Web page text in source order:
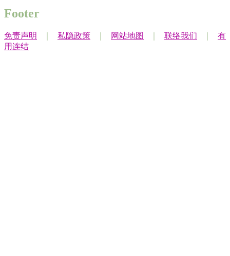
Footer
免责声明 私隐政策 网站地图 联络我们
有
用连结